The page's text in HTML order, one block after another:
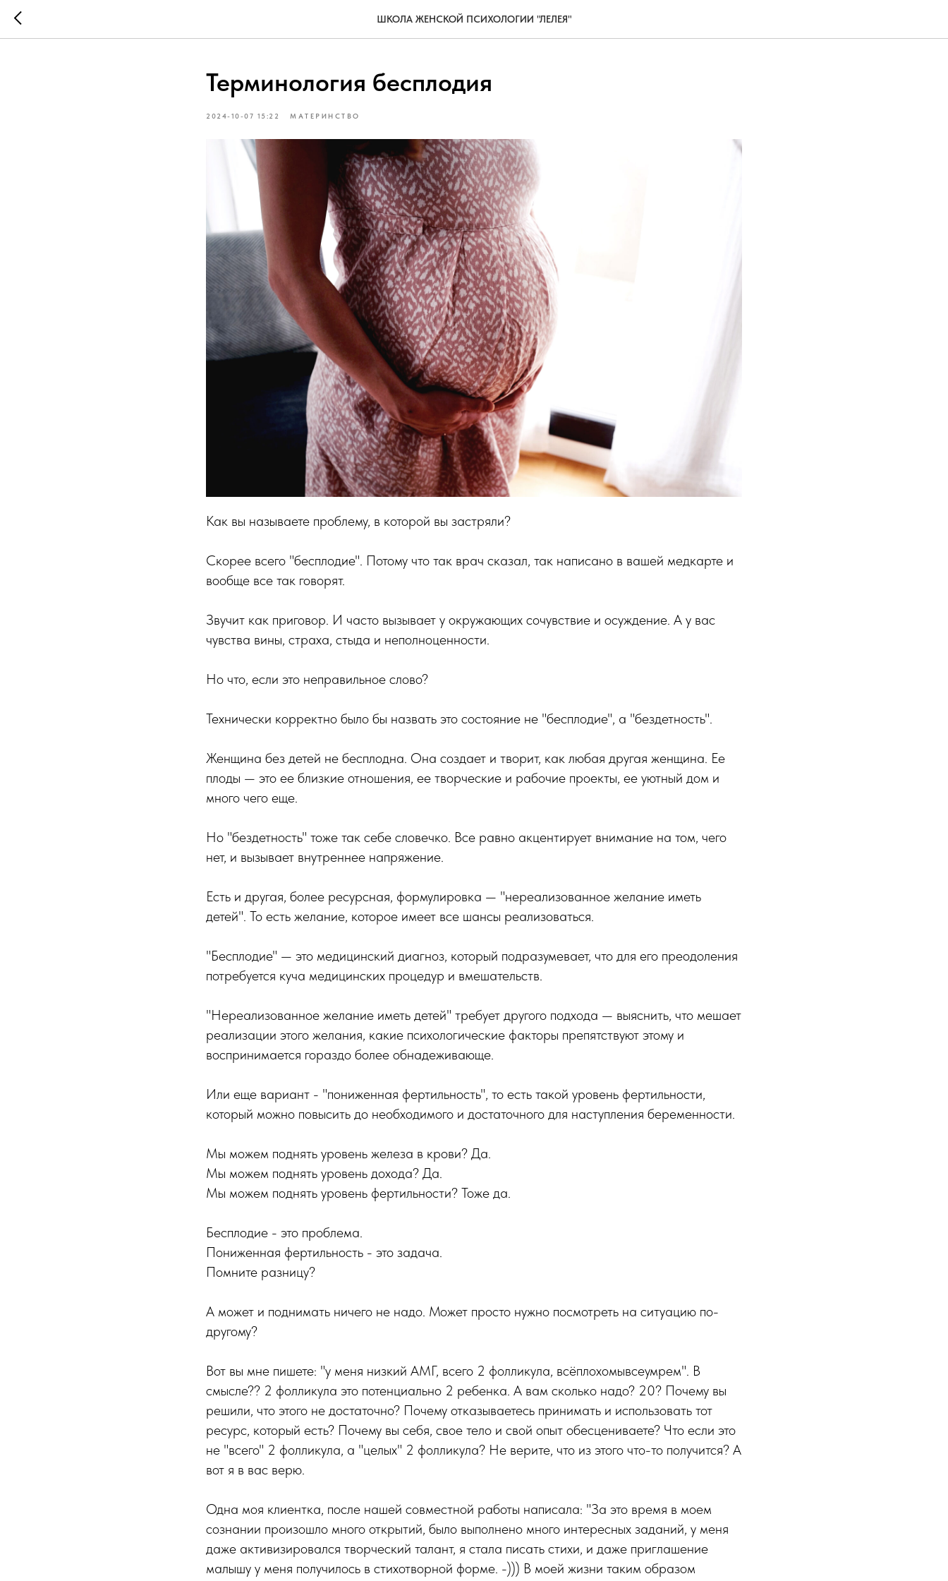
ШКОЛА ЖЕНСКОЙ ПСИХОЛОГИИ "ЛЕЛЕЯ"
Терминология бесплодия
2024-10-07 15:22 МАТЕРИНСТВО
Как вы называете проблему, в которой вы застряли?
Скорее всего "бесплодие". Потому что так врач сказал, так написано в вашей медкарте и
вообще все так говорят.
Звучит как приговор. И часто вызывает у окружающих сочувствие и осуждение. А у вас
чувства вины, страха, стыда и неполноценности.
Но что, если это неправильное слово?
Технически корректно было бы назвать это состояние не "бесплодие", а "бездетность".
Женщина без детей не бесплодна. Она создает и творит, как любая другая женщина. Ее
плоды — это ее близкие отношения, ее творческие и рабочие проекты, ее уютный дом и
много чего еще.
Но "бездетность" тоже так себе словечко. Все равно акцентирует внимание на том, чего
нет, и вызывает внутреннее напряжение.
Есть и другая, более ресурсная, формулировка — "нереализованное желание иметь
детей". То есть желание, которое имеет все шансы реализоваться.
"Бесплодие" — это медицинский диагноз, который подразумевает, что для его преодоления
потребуется куча медицинских процедур и вмешательств.
"Нереализованное желание иметь детей" требует другого подхода — выяснить, что мешает
реализации этого желания, какие психологические факторы препятствуют этому и
воспринимается гораздо более обнадеживающе.
Или еще вариант - "пониженная фертильность", то есть такой уровень фертильности,
который можно повысить до необходимого и достаточного для наступления беременности.
Мы можем поднять уровень железа в крови? Да.
Мы можем поднять уровень дохода? Да.
Мы можем поднять уровень фертильности? Тоже да.
Бесплодие - это проблема.
Пониженная фертильность - это задача.
Помните разницу?
А может и поднимать ничего не надо. Может просто нужно посмотреть на ситуацию по-
другому?
Вот вы мне пишете: "у меня низкий АМГ, всего 2 фолликула, всёплохомывсеумрем". В
смысле?? 2 фолликула это потенциально 2 ребенка. А вам сколько надо? 20? Почему вы
решили, что этого не достаточно? Почему отказываетесь принимать и использовать тот
ресурс, который есть? Почему вы себя, свое тело и свой опыт обесцениваете? Что если это
не "всего" 2 фолликула, а "целых" 2 фолликула? Не верите, что из этого что-то получится? А
вот я в вас верю.
Одна моя клиентка, после нашей совместной работы написала: "За это время в моем
сознании произошло много открытий, было выполнено много интересных заданий, у меня
даже активизировался творческий талант, я стала писать стихи, и даже приглашение
малышу у меня получилось в стихотворной форме. -))) В моей жизни таким образом